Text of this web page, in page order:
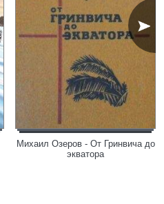
Михаил Озеров - От Гринвича до
экватора